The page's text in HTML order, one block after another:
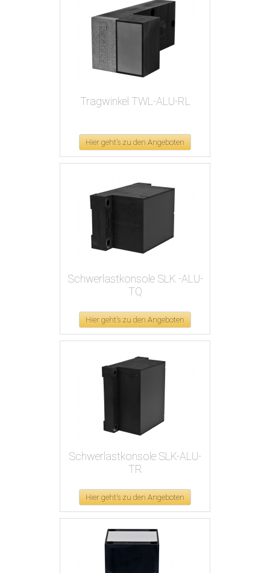
Tragwinkel TWL-ALU-RL
Hier geht's zu den Angeboten
Schwerlastkonsole SLK -ALU-
TQ
Hier geht's zu den Angeboten
Schwerlastkonsole SLK-ALU-
TR
Hier geht's zu den Angeboten